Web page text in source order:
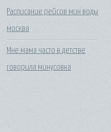
Расписание рейсов мин воды
москва
Мне мама часто в детстве
говорила минусовка